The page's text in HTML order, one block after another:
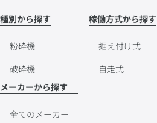
種別から探す
粉砕機
破砕機
稼働方式から探す
据え付け式
自走式
メーカーから探す
全てのメーカー